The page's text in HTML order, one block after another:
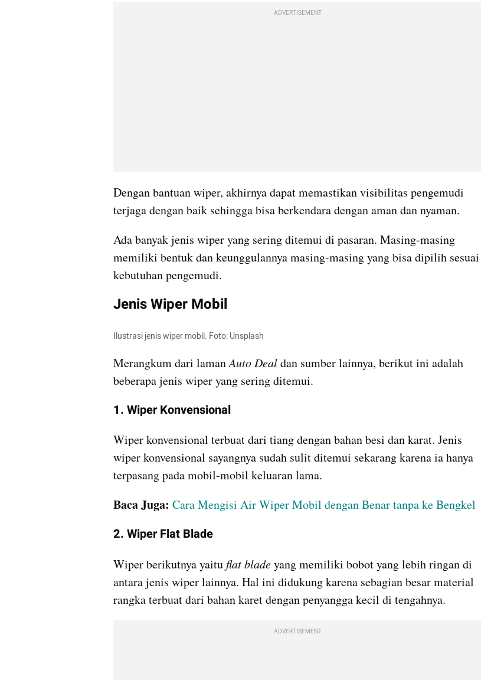
ADVERTISEMENT
Dengan bantuan wiper, akhirnya dapat memastikan visibilitas pengemudi
terjaga dengan baik sehingga bisa berkendara dengan aman dan nyaman.
Ada banyak jenis wiper yang sering ditemui di pasaran. Masing-masing
memiliki bentuk dan keunggulannya masing-masing yang bisa dipilih sesuai
kebutuhan pengemudi.
Jenis Wiper Mobil
Ilustrasi jenis wiper mobil. Foto: Unsplash
Merangkum dari laman Auto Deal dan sumber lainnya, berikut ini adalah
beberapa jenis wiper yang sering ditemui.
1. Wiper Konvensional
Wiper konvensional terbuat dari tiang dengan bahan besi dan karat. Jenis
wiper konvensional sayangnya sudah sulit ditemui sekarang karena ia hanya
terpasang pada mobil-mobil keluaran lama.
Baca Juga: Cara Mengisi Air Wiper Mobil dengan Benar tanpa ke Bengkel
2. Wiper Flat Blade
Wiper berikutnya yaitu flat blade yang memiliki bobot yang lebih ringan di
antara jenis wiper lainnya. Hal ini didukung karena sebagian besar material
rangka terbuat dari bahan karet dengan penyangga kecil di tengahnya.
ADVERTISEMENT